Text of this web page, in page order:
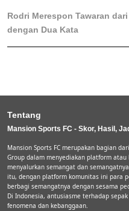
Rodri Merespon Tawaran
dengan Dua Kata
Tentang
Mansion Sports FC - Skor, Hasil,
Mansion Sports FC merupakan bagian
Group dalam menyediakan platform
menyalurkan semangat dan
itu, dengan platform komunitas ini para
berbagi semangatnya dengan sesama
Di Indonesia, antusiasme terhadap
fenomena dan kebanggaan.